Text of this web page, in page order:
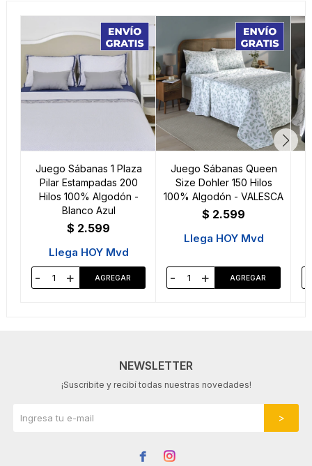
Juego Sábanas 1 Plaza
Pilar Estampadas 200
Hilos 100% Algodón -
Blanco Azul
$ 2.599
Llega HOY Mvd
- +
Juego Sábanas Queen
Size Dohler 150 Hilos
100% Algodón - VALESCA
$ 2.599
Llega HOY Mvd
- +
NEWSLETTER
¡Suscribite y recibí todas nuestras novedades!
 